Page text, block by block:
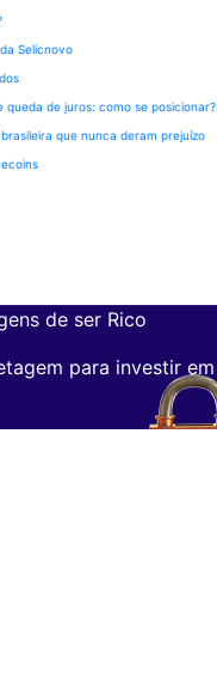
Selicnovo
queda de juros: como se posicionar?
que nunca deram prejuízo
de ser Rico
para investir